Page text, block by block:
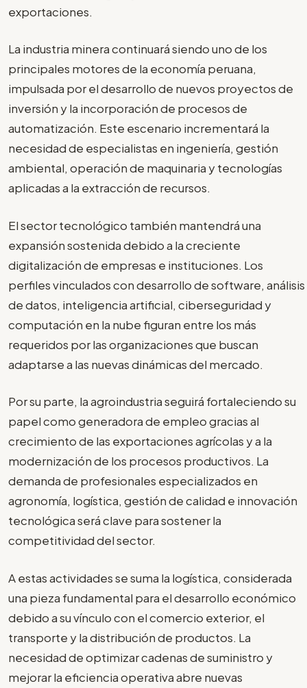
exportaciones.
La industria minera continuará siendo uno de los
principales motores de la economía peruana,
impulsada por el desarrollo de nuevos proyectos de
inversión y la incorporación de procesos de
automatización. Este escenario incrementará la
necesidad de especialistas en ingeniería, gestión
ambiental, operación de maquinaria y tecnologías
aplicadas a la extracción de recursos.
El sector tecnológico también mantendrá una
expansión sostenida debido a la creciente
digitalización de empresas e instituciones. Los
perfiles vinculados con desarrollo de software, análisis
de datos, inteligencia artificial, ciberseguridad y
computación en la nube figuran entre los más
requeridos por las organizaciones que buscan
adaptarse a las nuevas dinámicas del mercado.
Por su parte, la agroindustria seguirá fortaleciendo su
papel como generadora de empleo gracias al
crecimiento de las exportaciones agrícolas y a la
modernización de los procesos productivos. La
demanda de profesionales especializados en
agronomía, logística, gestión de calidad e innovación
tecnológica será clave para sostener la
competitividad del sector.
A estas actividades se suma la logística, considerada
una pieza fundamental para el desarrollo económico
debido a su vínculo con el comercio exterior, el
transporte y la distribución de productos. La
necesidad de optimizar cadenas de suministro y
mejorar la eficiencia operativa abre nuevas